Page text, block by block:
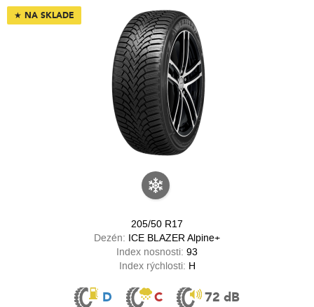
★ NA SKLADE
205/50 R17
Dezén: ICE BLAZER Alpine+
Index nosnosti: 93
Index rýchlosti: H
D C 72 dB